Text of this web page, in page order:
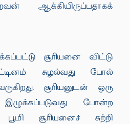
ஆக்கியிருப்பதாகக்
சூரியனை விட்டு
சுழல்வது போல்
சூரியனுடன் ஒரு
போன்ற
சூரியனைச் சுற்றி